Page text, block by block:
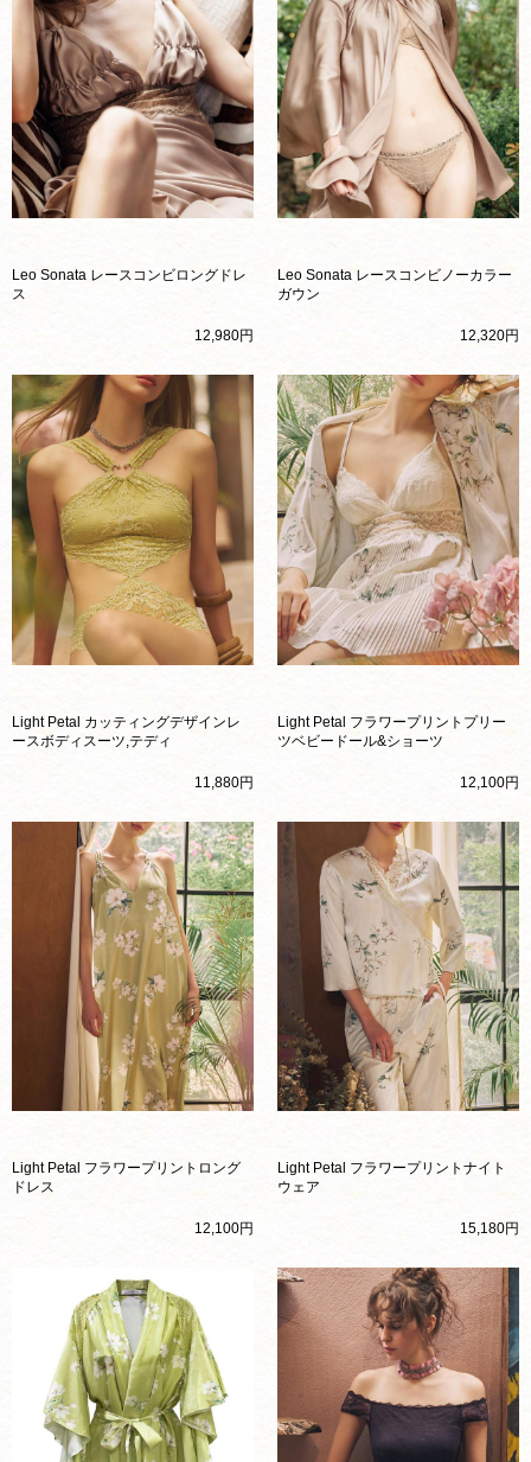
Leo Sonata レースコンビロングドレ
ス
12,980円
Leo Sonata レースコンビノーカラー
ガウン
12,320円
Light Petal カッティングデザインレ
ースボディスーツ,テディ
11,880円
Light Petal フラワープリントプリー
ツベビードール&ショーツ
12,100円
Light Petal フラワープリントロング
ドレス
12,100円
Light Petal フラワープリントナイト
ウェア
15,180円